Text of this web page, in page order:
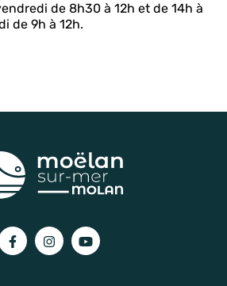
de 8h30 à 12h et de 14h à
de 9h à 12h.
Lien vers le compte Facebook
Lien vers le compte Instagram
Lien vers la chaîne